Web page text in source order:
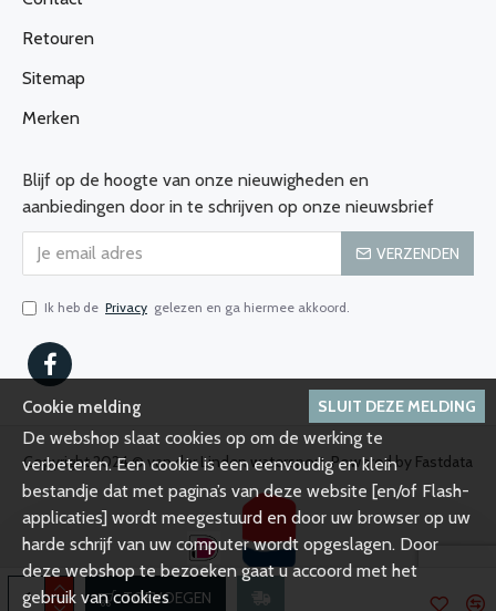
TOEVOEGEN
Retouren
Sitemap
Merken
Blijf op de hoogte van onze nieuwigheden en
aanbiedingen door in te schrijven op onze nieuwsbrief
VERZENDEN
Ik heb de Privacy gelezen en ga hiermee akkoord.
Copyright 2024 © van der Linden watersport, Powered by Fastdata
SLUIT DEZE MELDING
Cookie melding
De webshop slaat cookies op om de werking te
verbeteren. Een cookie is een eenvoudig en klein
bestandje dat met pagina’s van deze website [en/of Flash-
applicaties] wordt meegestuurd en door uw browser op uw
harde schrijf van uw computer wordt opgeslagen. Door
deze webshop te bezoeken gaat u accoord met het
gebruik van cookies